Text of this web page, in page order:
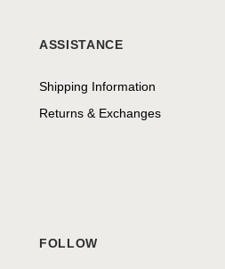
ASSISTANCE
Shipping Information
Returns & Exchanges
FOLLOW